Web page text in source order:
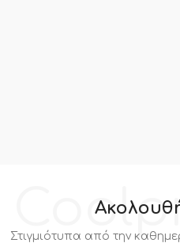
Στιγμιότυπα από την